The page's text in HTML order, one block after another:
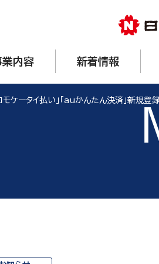
業内容 新着情報
モケータイ払い」「auかんたん決済」新規